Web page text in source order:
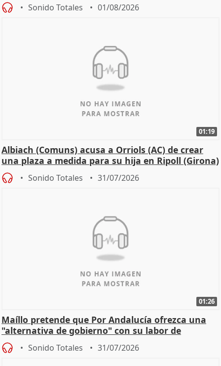
Sonido Totales 01/08/2026
01:19
Albiach (Comuns) acusa a Orriols (AC) de crear
una plaza a medida para su hija en Ripoll (Girona)
Sonido Totales 31/07/2026
01:26
Maíllo pretende que Por Andalucía ofrezca una
"alternativa de gobierno" con su labor de
oposición
Sonido Totales 31/07/2026